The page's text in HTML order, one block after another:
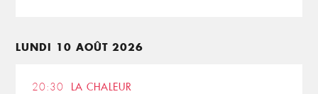
LUNDI 10 AOÛT 2026
20:30 LA CHALEUR